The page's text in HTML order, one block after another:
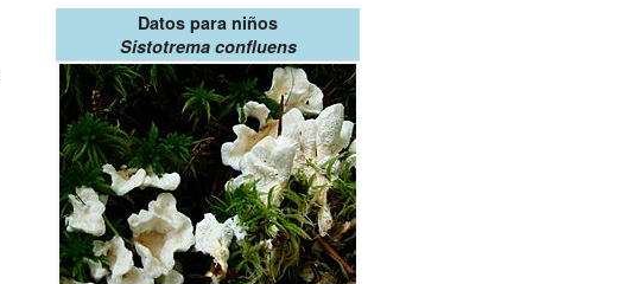
Datos para niños
Sistotrema confluens